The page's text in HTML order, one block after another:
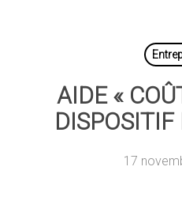
AIDE «
DISPOSITIF
17